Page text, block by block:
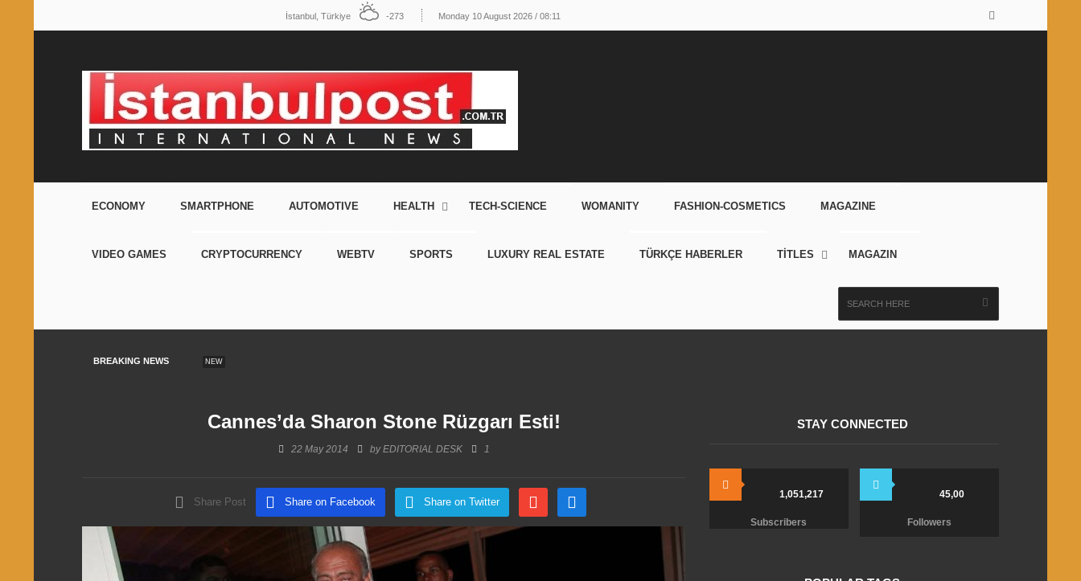
İstanbul, Türkiye -273 Monday 10 August 2026 / 08:11
ECONOMY SMARTPHONE AUTOMOTIVE HEALTH TECH-SCIENCE WOMANITY FASHION-COSMETICS MAGAZINE
VIDEO GAMES CRYPTOCURRENCY WEBTV SPORTS LUXURY REAL ESTATE TÜRKÇE HABERLER TİTLES MAGAZIN
BREAKING NEWS NEW
Cannes’da Sharon Stone Rüzgarı Esti!
22 May 2014 byEDITORIAL DESK 1
Share Post Share on Facebook Share on Twitter
STAY CONNECTED
1,051,217
Subscribers
45,00
Followers